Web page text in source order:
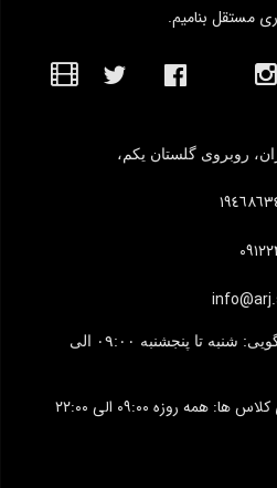
مستقل بنامیم.
روبروی گلستان یکم،
شنبه تا پنجشنبه ٠۹:۰۰ الی
همه روزه ۰۹:۰۰ الی ۲۲:۰۰